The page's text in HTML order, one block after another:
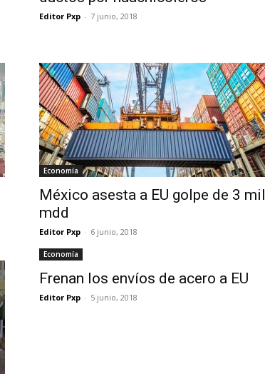
Editor Pxp - 7 junio, 2018
Economía
México asesta a EU golpe de 3 mil
mdd
Editor Pxp - 6 junio, 2018
Economía
Frenan los envíos de acero a EU
Editor Pxp - 5 junio, 2018